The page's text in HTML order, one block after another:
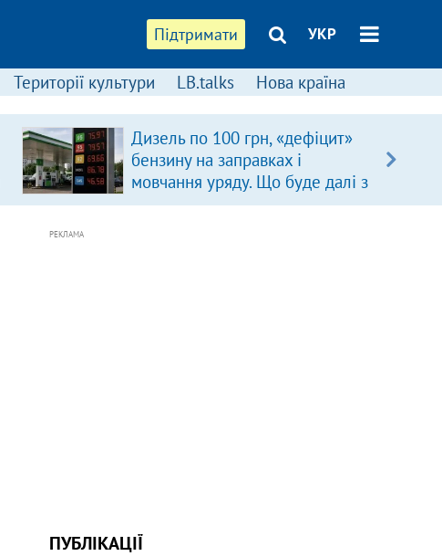
Підтримати УКР
Території культури LB.talks Нова країна
Дизель по 100 грн, «дефіцит»
бензину на заправках і
мовчання уряду. Що буде далі з
цінами на пальне?
РЕКЛАМА
ПУБЛІКАЦІЇ